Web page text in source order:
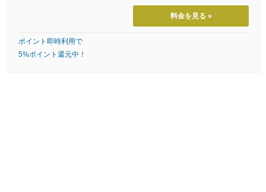
料金を見る »
ポイント即時利用で
5%ポイント還元中！